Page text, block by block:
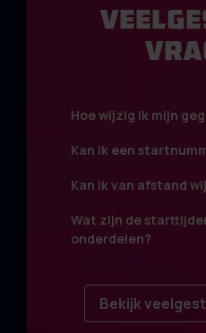
Hoe wijzig ik mijn
Kan ik een
Kan ik van afstand
Wat zijn de
onderdelen?
Bekijk